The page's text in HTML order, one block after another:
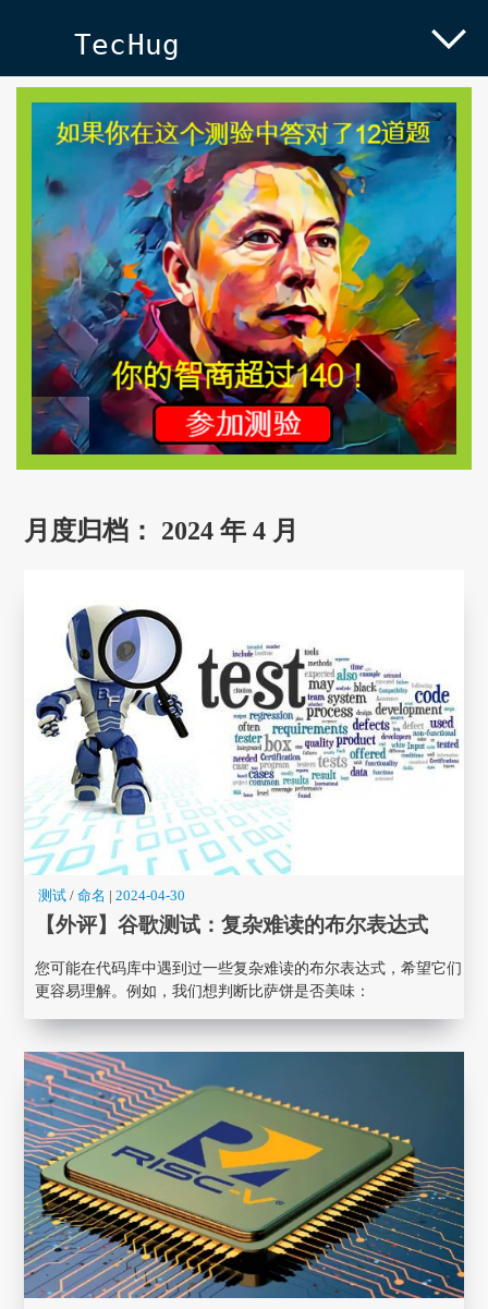
TecHug
月度归档： 2024 年 4 月
测试 / 命名 |2024-04-30
【外评】谷歌测试：复杂难读的布尔表达式
您可能在代码库中遇到过一些复杂难读的布尔表达式，希望它们
更容易理解。例如，我们想判断比萨饼是否美味：